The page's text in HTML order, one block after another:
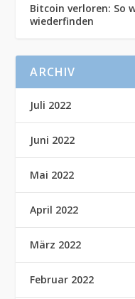
Bitcoin verloren: So
wiederfinden
ARCHIV
Juli 2022
Juni 2022
Mai 2022
April 2022
März 2022
Februar 2022